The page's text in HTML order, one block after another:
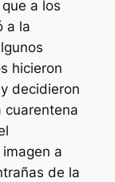
a los
a la
hicieron
decidieron
cuarentena
a
de la